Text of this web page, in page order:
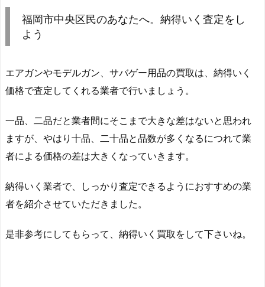
福岡市中央区民のあなたへ。納得いく査定をし
よう
エアガンやモデルガン、サバゲー用品の買取は、納得いく
価格で査定してくれる業者で行いましょう。
一品、二品だと業者間にそこまで大きな差はないと思われ
ますが、やはり十品、二十品と品数が多くなるにつれて業
者による価格の差は大きくなっていきます。
納得いく業者で、しっかり査定できるようにおすすめの業
者を紹介させていただきました。
是非参考にしてもらって、納得いく買取をして下さいね。